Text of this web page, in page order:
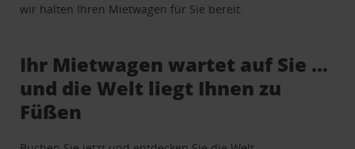
wir halten Ihren Mietwagen für Sie bereit.
Ihr Mietwagen wartet auf Sie …
und die Welt liegt Ihnen zu
Füßen